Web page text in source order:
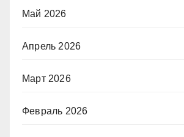
Май 2026
Апрель 2026
Март 2026
Февраль 2026